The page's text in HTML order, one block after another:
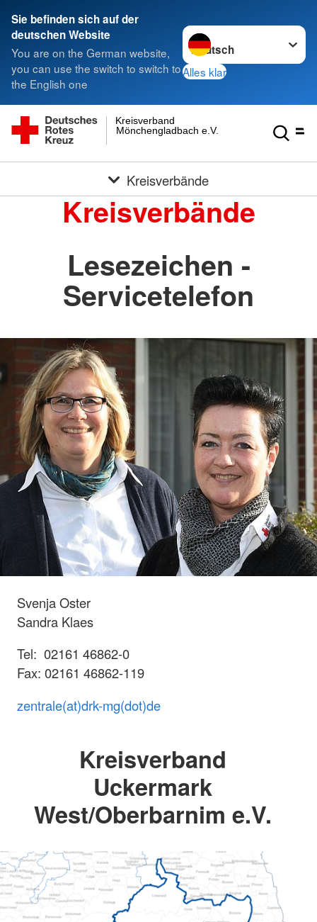
Sie befinden sich auf der
deutschen Website
You are on the German website,
you can use the switch to switch to
the English one
Sprache wechseln zu
Alles klar
Mönchengladbach e.V.
Kreisverband
Kreisverbände
Kreisverbände
Lesezeichen -
Servicetelefon
Svenja Oster
Sandra Klaes
Tel: 02161 46862-0
Fax: 02161 46862-119
zentrale(at)drk-mg(dot)de
Kreisverband
Uckermark
West/Oberbarnim e.V.